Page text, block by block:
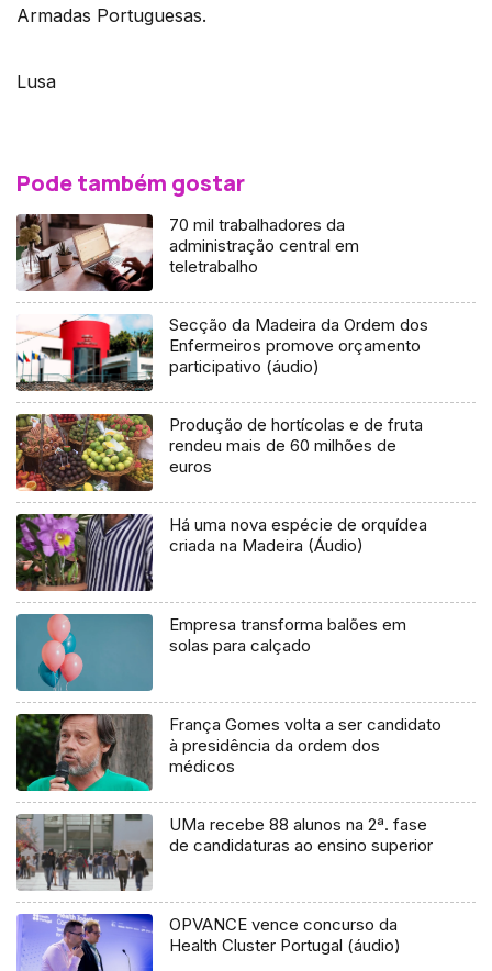
Armadas Portuguesas.
Lusa
Pode também gostar
70 mil trabalhadores da
administração central em
teletrabalho
Secção da Madeira da Ordem dos
Enfermeiros promove orçamento
participativo (áudio)
Produção de hortícolas e de fruta
rendeu mais de 60 milhões de
euros
Há uma nova espécie de orquídea
criada na Madeira (Áudio)
Empresa transforma balões em
solas para calçado
França Gomes volta a ser candidato
à presidência da ordem dos
médicos
UMa recebe 88 alunos na 2ª. fase
de candidaturas ao ensino superior
OPVANCE vence concurso da
Health Cluster Portugal (áudio)